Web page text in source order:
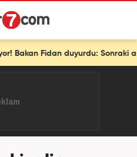
Son dakika: Ve bir ülke daha ittifaka katılıyor! Bakan Fidan duyurdu: Sonraki aşamada...